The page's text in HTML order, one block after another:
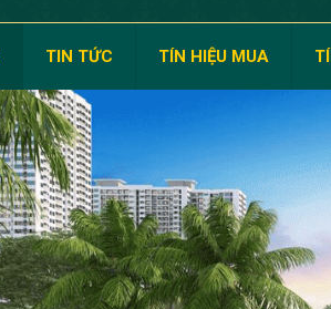
TIN TỨC TÍN HIỆU MUA